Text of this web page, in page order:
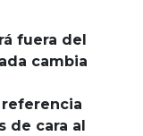
fuera del
cambia
referencia
de cara al